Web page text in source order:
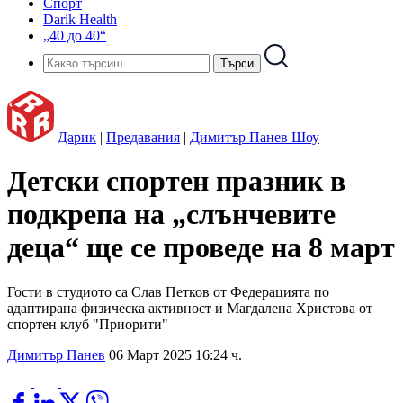
Спорт
Darik Health
„40 до 40“
Дарик | Предавания | Димитър Панев Шоу
Детски спортен празник в
подкрепа на „слънчевите
деца“ ще се проведе на 8 март
Гости в студиото са Слав Петков от Федерацията по
адаптирана физическа активност и Магдалена Христова от
спортен клуб "Приорити"
Димитър Панев 06 Март 2025 16:24 ч.